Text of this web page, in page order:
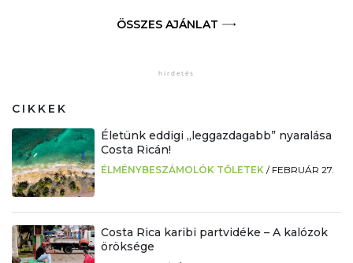
ÖSSZES AJÁNLAT
CIKKEK
Életünk eddigi „leggazdagabb” nyaralása
Costa Ricán!
ÉLMÉNYBESZÁMOLÓK TŐLETEK / FEBRUÁR 27.
Costa Rica karibi partvidéke – A kalózok
öröksége